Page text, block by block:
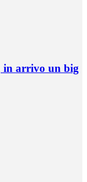
in arrivo un big